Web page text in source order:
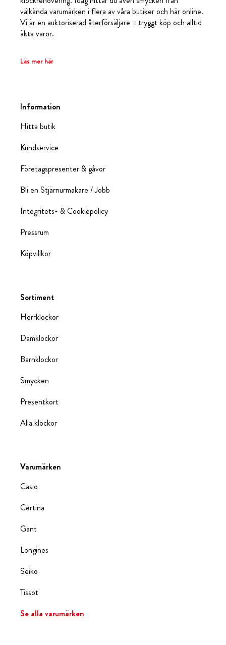
välkända varumärken i flera av våra butiker och här online.
Vi är en auktoriserad återförsäljare = tryggt köp och alltid
äkta varor.
Läs mer här
Information
Hitta butik
Kundservice
Företagspresenter & gåvor
Bli en Stjärnurmakare / Jobb
Integritets- & Cookiepolicy
Pressrum
Köpvillkor
Sortiment
Herrklockor
Damklockor
Barnklockor
Smycken
Presentkort
Alla klockor
Varumärken
Casio
Certina
Gant
Longines
Seiko
Tissot
Se alla varumärken